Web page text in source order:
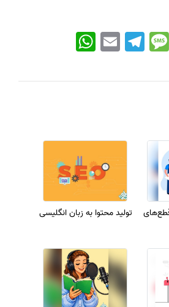
WhatsApp EmailTelegramMessage
تولید محتوا به زبان انگلیسی